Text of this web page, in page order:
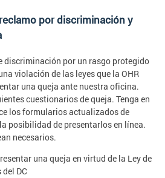
por discriminación y
discriminación por un rasgo protegido
violación de las leyes que la OHR
una queja ante nuestra oficina.
cuestionarios de queja. Tenga en
los formularios actualizados de
posibilidad de presentarlos en línea.
necesarios.
una queja en virtud de la Ley de
DC